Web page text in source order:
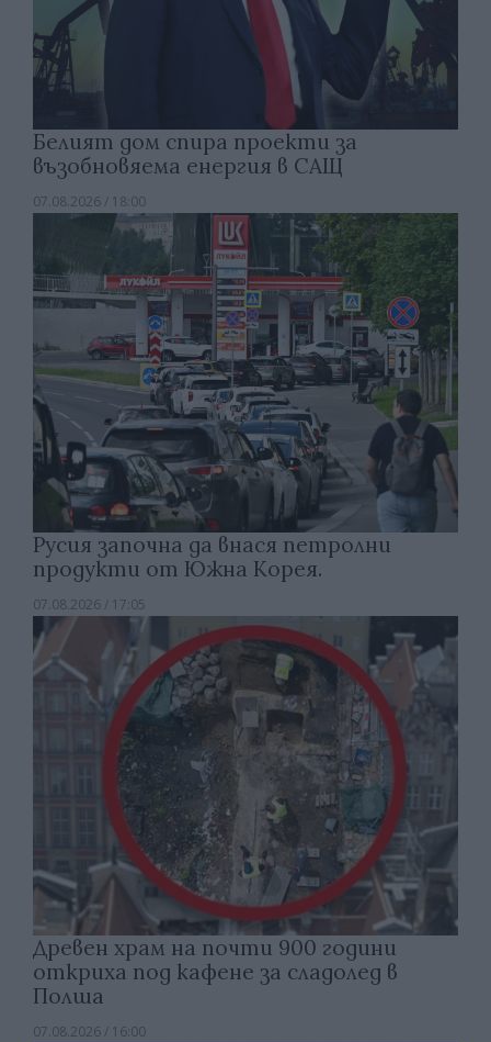
Белият дом спира проекти за
възобновяема енергия в САЩ
07.08.2026 / 18:00
Русия започна да внася петролни
продукти от Южна Корея.
07.08.2026 / 17:05
Древен храм на почти 900 години
откриха под кафене за сладолед в
Полша
07.08.2026 / 16:00